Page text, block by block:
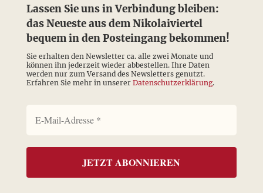
Lassen Sie uns in Verbindung bleiben:
das Neueste aus dem Nikolaiviertel
bequem in den Posteingang bekommen!
Sie erhalten den Newsletter ca. alle zwei Monate und
können ihn jederzeit wieder abbestellen. Ihre Daten
werden nur zum Versand des Newsletters genutzt.
Erfahren Sie mehr in unserer Datenschutzerklärung.